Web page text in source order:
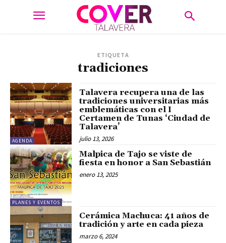
ETIQUETA
tradiciones
AGENDA
Talavera recupera una de las
tradiciones universitarias más
emblemáticas con el I
Certamen de Tunas ‘Ciudad de
Talavera’
julio 13, 2026
PLANES Y EVENTOS
Malpica de Tajo se viste de
fiesta en honor a San Sebastián
enero 13, 2025
Cerámica Machuca: 41 años de
tradición y arte en cada pieza
marzo 6, 2024